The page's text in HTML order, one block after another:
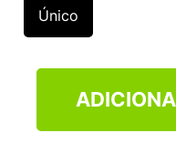
Único
º
NEW 530
10º VEJA COUNTRY